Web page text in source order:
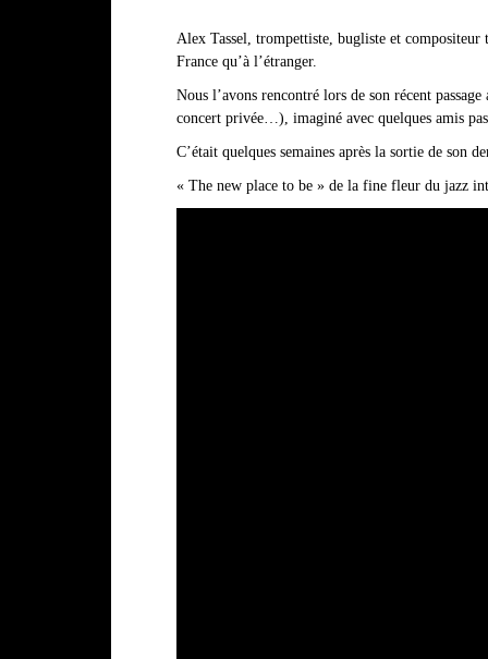
Alex Tassel, trompettiste, bugliste et
France qu’à l’étranger.
Nous l’avons rencontré lors de son récent
concert privée…), imaginé avec quelques amis
C’était quelques semaines après la sortie de son
« The new place to be » de la fine fleur du jazz